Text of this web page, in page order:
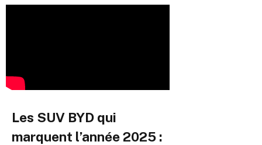
Les SUV BYD qui
marquent l’année 2025 :